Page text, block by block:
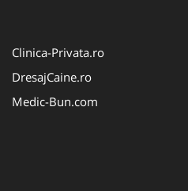
Clinica-Privata.ro
DresajCaine.ro
Medic-Bun.com